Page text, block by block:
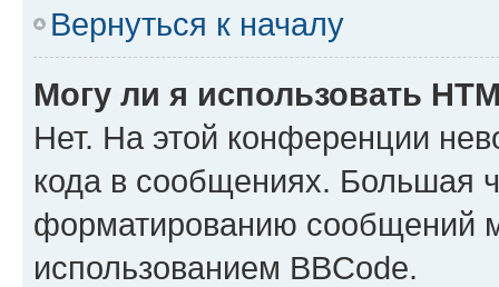
Вернуться к началу
Могу ли я использовать
Нет. На этой конференции
кода в сообщениях. Большая
форматированию сообщений
использованием BBCode.